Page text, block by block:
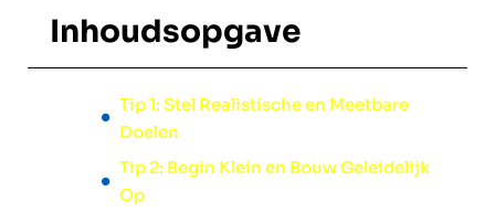
Inhoudsopgave
Tip 1: Stel Realistische en Meetbare
Doelen
Tip 2: Begin Klein en Bouw Geleidelijk
Op